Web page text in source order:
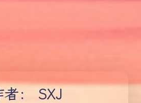
者： SXJ